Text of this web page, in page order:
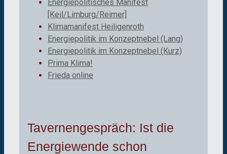
Energiepolitisches Manifest
[Keil/Limburg/Reimer]
Klimamanifest Heiligenroth
Energiepolitik im Konzeptnebel (Lang)
Energiepolitik im Konzeptnebel (Kurz)
Prima Klima!
Frieda online
Tavernengespräch: Ist die
Energiewende schon